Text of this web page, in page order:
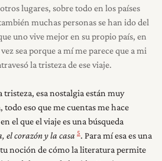
lugares, sobre todo en los países
muchas personas se han ido del
uno vive mejor en su propio país, en
sea porque a mí me parece que a mi
la tristeza de ese viaje.
tristeza, esa nostalgia están muy
todo eso que me cuentas me hace
el que el viaje es una búsqueda
el corazón y la casa 5. Para mí esa es una
noción de cómo la literatura permite